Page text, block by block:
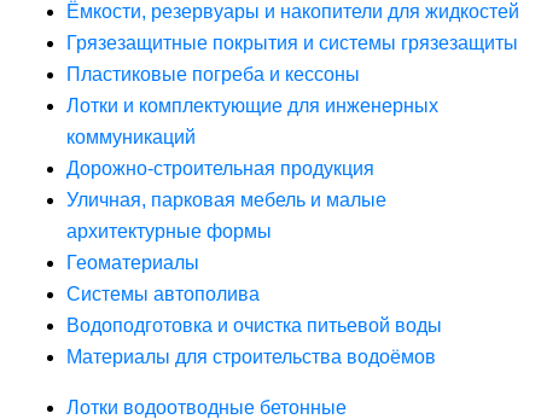
Ёмкости, резервуары и накопители для жидкостей
Грязезащитные покрытия и системы грязезащиты
Пластиковые погреба и кессоны
Лотки и комплектующие для инженерных
коммуникаций
Дорожно-строительная продукция
Уличная, парковая мебель и малые
архитектурные формы
Геоматериалы
Системы автополива
Водоподготовка и очистка питьевой воды
Материалы для строительства водоёмов
Лотки водоотводные бетонные